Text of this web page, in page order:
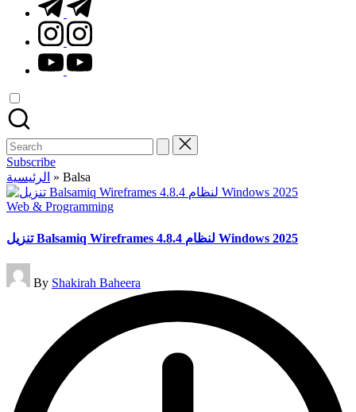
instagram.com
youtube.com
Search
for:
Subscribe
الرئيسية » Balsa
Posted
Web & Programming
تنزيل Balsamiq Wireframes 4.8.4 لنظام Windows 2025
Posted
by
By Shakirah Baheera